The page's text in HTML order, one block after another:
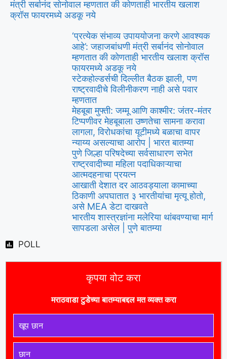
मंत्री सर्बानंद सोनोवाल म्हणतात की कोणताही भारतीय खलाश
क्रॉस फायरमध्ये अडकू नये
‘प्रत्येक संभाव्य उपाययोजना करणे आवश्यक
आहे’: जहाजबांधणी मंत्री सर्बानंद सोनोवाल
म्हणतात की कोणताही भारतीय खलाश क्रॉस
फायरमध्ये अडकू नये
स्टेकहोल्डर्सची दिल्लीत बैठक झाली, पण
राष्ट्रवादीचे विलीनीकरण नाही असे पवार
म्हणतात
मेहबूबा मुफ्ती: जम्मू आणि काश्मीर: जंतर-मंतर
टिप्पणीवर मेहबूबाला उष्णतेचा सामना करावा
लागला, विरोधकांचा यूटीमध्ये बळाचा वापर
न्याय्य असल्याचा आरोप | भारत बातम्या
पुणे जिल्हा परिषदेच्या सर्वसाधारण सभेत
राष्ट्रवादीच्या महिला पदाधिकाऱ्याचा
आत्मदहनाचा प्रयत्न
आखाती देशात दर आठवड्याला कामाच्या
ठिकाणी अपघातात ३ भारतीयांचा मृत्यू होतो,
असे MEA डेटा दाखवते
भारतीय शास्त्रज्ञांना मलेरिया थांबवण्याचा मार्ग
सापडला असेल | पुणे बातम्या
POLL
कृपया वोट करा
मराठवाडा टुडेच्या बातम्याबद्दल मत व्यक्त करा
खूप छान
छान